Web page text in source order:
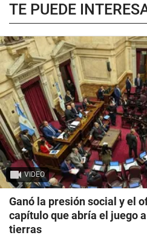
TE PUEDE
VIDEO
Ganó la presión social y el
capítulo que abría el juego
tierras